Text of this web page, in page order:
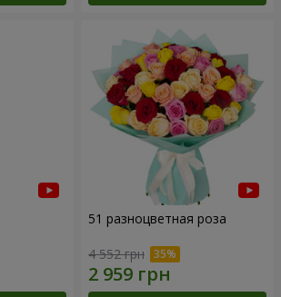
51 разноцветная роза
4 552 грн